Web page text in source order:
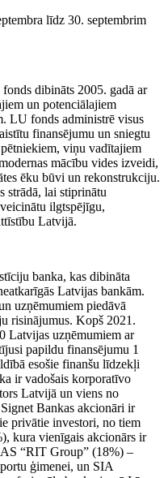
līdz 30. septembrim
dibināts 2005. gadā ar
un potenciālajiem
LU fonds administrē visus
finansējumu un sniegtu
viņu vadītajiem
mācību vides izveidi,
ēku būvi un rekonstrukciju.
strādā, lai stiprinātu
ilgtspējīgu,
Latvijā.
banka, kas dibināta
Latvijas bankām.
uzņēmumiem piedāvā
risinājumus. Kopš 2021.
Latvijas uzņēmumiem ar
papildu finansējumu 1
esošie finanšu līdzekļi
ir vadošais korporatīvo
Latvijā un viens no
Bankas akcionāri ir
privātie investori, no tiem
kura vienīgais akcionārs ir
“RIT Group” (18%) –
ģimenei, un SIA